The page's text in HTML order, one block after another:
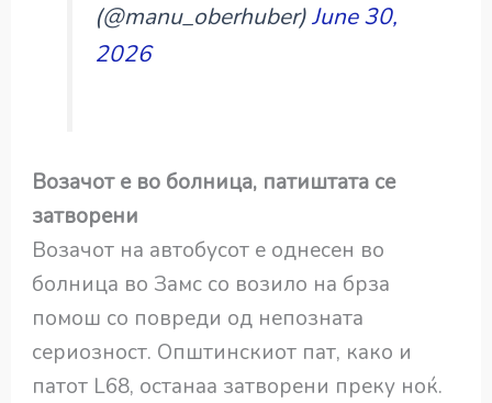
(@manu_oberhuber)June 30,
2026
Возачот е во болница, патиштата се
затворени
Возачот на автобусот е однесен во
болница во Замс со возило на брза
помош со повреди од непозната
сериозност. Општинскиот пат, како и
патот L68, останаа затворени преку ноќ.